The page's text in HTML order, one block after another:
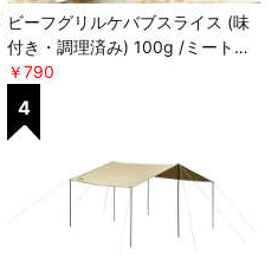
ビーフグリルケバブスライス (味
付き・調理済み) 100g /ミートガ
イ ＊軽減税率対象
￥790